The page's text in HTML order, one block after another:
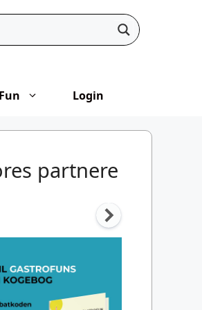
Login
partnere